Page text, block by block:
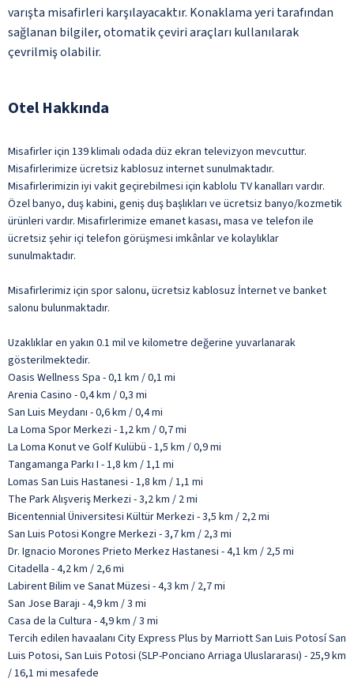
varışta misafirleri karşılayacaktır. Konaklama yeri tarafından
sağlanan bilgiler, otomatik çeviri araçları kullanılarak
çevrilmiş olabilir.
Otel Hakkında
Misafirler için 139 klimalı odada düz ekran televizyon mevcuttur.
Misafirlerimize ücretsiz kablosuz internet sunulmaktadır.
Misafirlerimizin iyi vakit geçirebilmesi için kablolu TV kanalları vardır.
Özel banyo, duş kabini, geniş duş başlıkları ve ücretsiz banyo/kozmetik
ürünleri vardır. Misafirlerimize emanet kasası, masa ve telefon ile
ücretsiz şehir içi telefon görüşmesi imkânlar ve kolaylıklar
sunulmaktadır.
Misafirlerimiz için spor salonu, ücretsiz kablosuz İnternet ve banket
salonu bulunmaktadır.
Uzaklıklar en yakın 0.1 mil ve kilometre değerine yuvarlanarak
gösterilmektedir.
Oasis Wellness Spa - 0,1 km / 0,1 mi
Arenia Casino - 0,4 km / 0,3 mi
San Luis Meydanı - 0,6 km / 0,4 mi
La Loma Spor Merkezi - 1,2 km / 0,7 mi
La Loma Konut ve Golf Kulübü - 1,5 km / 0,9 mi
Tangamanga Parkı I - 1,8 km / 1,1 mi
Lomas San Luis Hastanesi - 1,8 km / 1,1 mi
The Park Alışveriş Merkezi - 3,2 km / 2 mi
Bicentennial Üniversitesi Kültür Merkezi - 3,5 km / 2,2 mi
San Luis Potosi Kongre Merkezi - 3,7 km / 2,3 mi
Dr. Ignacio Morones Prieto Merkez Hastanesi - 4,1 km / 2,5 mi
Citadella - 4,2 km / 2,6 mi
Labirent Bilim ve Sanat Müzesi - 4,3 km / 2,7 mi
San Jose Barajı - 4,9 km / 3 mi
Casa de la Cultura - 4,9 km / 3 mi
Tercih edilen havaalanı City Express Plus by Marriott San Luis Potosí San
Luis Potosi, San Luis Potosi (SLP-Ponciano Arriaga Uluslararası) - 25,9 km
/ 16,1 mi mesafede